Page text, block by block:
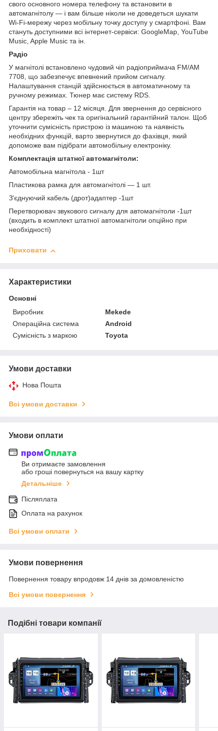
свого основного номера телефону та встановити в
автомагнітолу — і вам більше ніколи не доведеться шукати
Wi-Fi-мережу через мобільну точку доступу у смартфоні. Вам
стануть доступними всі інтернет-сервіси: GoogleMap, YouTube
Music, Apple Music та ін.
Радіо
У магнітолі встановлено чудовий чіп радіоприймача FM/AM
7708, що забезпечує впевнений прийом сигналу.
Налаштування станцій здійснюється в автоматичному та
ручному режимах. Тюнер має систему RDS.
Гарантія на товар – 12 місяця. Для звернення до сервісного
центру збережіть чек та оригінальний гарантійний талон. Щоб
уточнити сумісність пристрою із машиною та наявність
необхідних функцій, варто звернутися до фахівця, який
допоможе вам підібрати автомобільну електроніку.
Комплектація штатної автомагнітоли:
Автомобільна магнітола - 1шт
Пластикова рамка для автомагнітолі — 1 шт.
З'єднуючий кабель (дрот)адаптер -1шт
Перетворювач звукового сигналу для автомагнітоли -1шт
(входить в комплект штатної автомагнітоли опційно при
необхідності)
Приховати
Характеристики
Основні
Виробник
Mekede
Операційна система
Android
Сумісність з маркою
Toyota
Умови доставки
Нова Пошта
Всі умови доставки
Умови оплати
Ви отримаєте замовлення
або гроші повернуться на вашу картку
Детальніше
Післяплата
Оплата на рахунок
Всі умови оплати
Умови повернення
Повернення товару впродовж 14 днів за домовленістю
Всі умови повернення
Подібні товари компанії